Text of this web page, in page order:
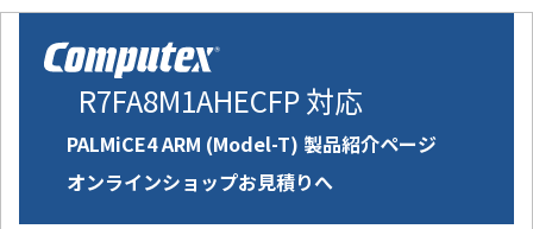
R7FA8M1AHECFP 対応
PALMiCE4 ARM (Model-T) 製品紹介ページ
オンラインショップお見積りへ